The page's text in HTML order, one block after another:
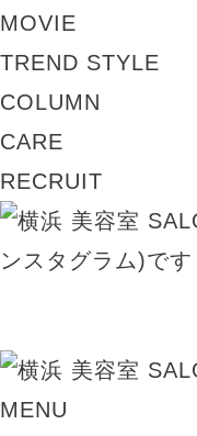
MOVIE
TREND STYLE
COLUMN
CARE
RECRUIT
MENU